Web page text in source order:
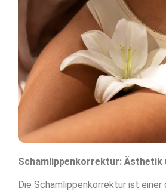
Schamlippenkorrektur: Ästhetik
Die Schamlippenkorrektur ist einer